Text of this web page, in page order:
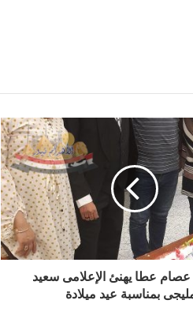
عصام عطا يهنئ الإعلامى سعيد
بمناسبة عيد ميلادة